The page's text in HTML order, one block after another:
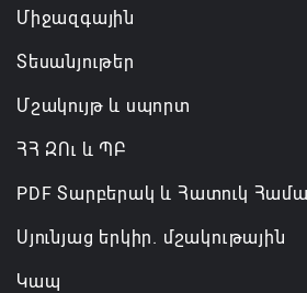
Միջազգային
Տեսանյութեր
Մշակույթ և սպորտ
ՀՀ ԶՈւ և ՊԲ
PDF Տարբերակ և Հատուկ
Սյունյաց երկիր. մշակութային
Կապ